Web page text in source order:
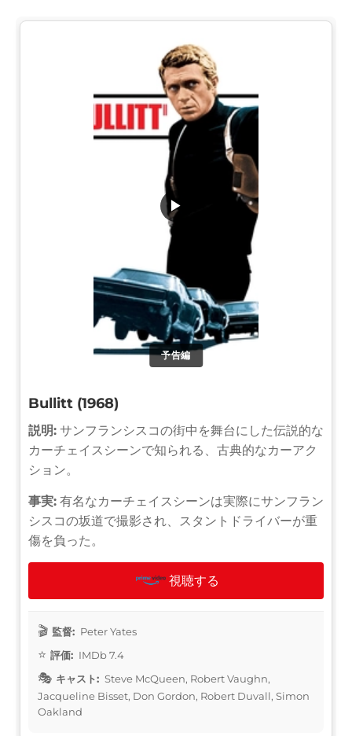
予告編
▶
Bullitt (1968)
説明: サンフランシスコの街中を舞台にした伝説的な
カーチェイスシーンで知られる、古典的なカーアク
ション。
事実: 有名なカーチェイスシーンは実際にサンフラン
シスコの坂道で撮影され、スタントドライバーが重
傷を負った。
視聴する
監督: Peter Yates
評価: IMDb 7.4
キャスト: Steve McQueen, Robert Vaughn,
Jacqueline Bisset, Don Gordon, Robert Duvall, Simon
Oakland